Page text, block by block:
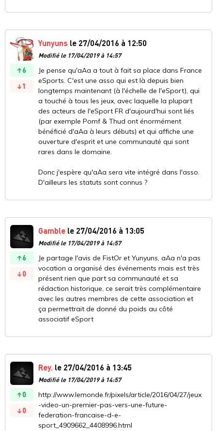
6
1
Yunyuns le 27/04/2016 à 12:50
Modifié le 17/04/2019 à 14:57
Je pense qu'aAa a tout à fait sa place dans France
eSports. C'est une asso qui est là depuis bien
longtemps maintenant (à l'échelle de l'eSport), qui
a touché à tous les jeux, avec laquelle la plupart
des acteurs de l'eSport FR d'aujourd'hui sont liés
(par exemple Pomf & Thud ont énormément
bénéficié d'aAa à leurs débuts) et qui affiche une
ouverture d'esprit et une communauté qui sont
rares dans le domaine.
Donc j'espère qu'aAa sera vite intégré dans l'asso.
D'ailleurs les statuts sont connus ?
6
0
Gamble le 27/04/2016 à 13:05
Modifié le 17/04/2019 à 14:57
Je partage l'avis de FistOr et Yunyuns, aAa n'a pas
vocation a organisé des événements mais est très
présent rien que part sa communauté et sa
rédaction historique, ce serait très complémentaire
avec les autres membres de cette association et
ça permettrait de donné du poids au côté
associatif eSport
0
0
Rey. le 27/04/2016 à 13:45
Modifié le 17/04/2019 à 14:57
http://www.lemonde.fr/pixels/article/2016/04/27/jeux
-video-un-premier-pas-vers-une-future-
federation-francaise-d-e-
sport_4909662_4408996.html